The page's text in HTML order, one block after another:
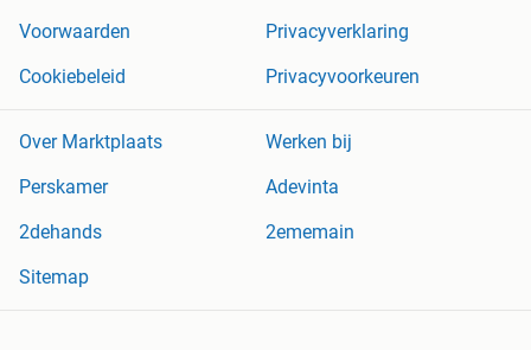
Voorwaarden
Privacyverklaring
Cookiebeleid
Privacyvoorkeuren
Over Marktplaats
Werken bij
Perskamer
Adevinta
2dehands
2ememain
Sitemap